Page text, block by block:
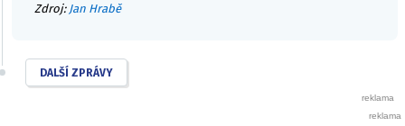
Zdroj: Jan Hrabě
DALŠÍ ZPRÁVY